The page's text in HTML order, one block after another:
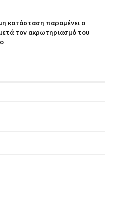
κατάσταση παραμένει ο
τον ακρωτηριασμό του